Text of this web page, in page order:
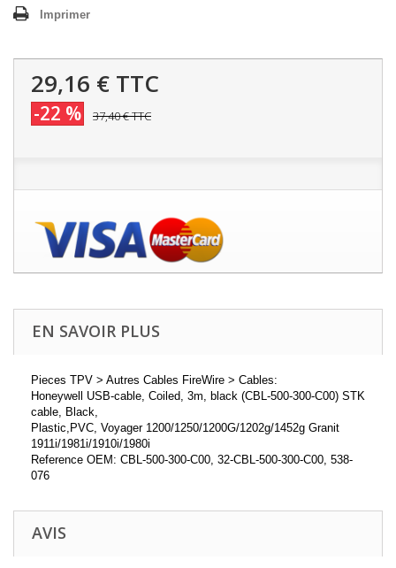
Imprimer
29,16 € TTC
-22 % 37,40 €TTC
EN SAVOIR PLUS
Pieces TPV > Autres Cables FireWire > Cables:
Honeywell USB-cable, Coiled, 3m, black (CBL-500-300-C00) STK
cable, Black,
Plastic,PVC, Voyager 1200/1250/1200G/1202g/1452g Granit
1911i/1981i/1910i/1980i
Reference OEM: CBL-500-300-C00, 32-CBL-500-300-C00, 538-
076
AVIS